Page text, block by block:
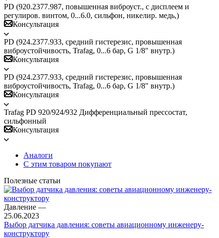
PD (920.2377.987, повышенная виброуст., c дисплеем и
регулиров. винтом, 0...6.0, сильфон, никелир. медь,)
Консультация
PD (924.2377.933, средний гистерезис, провышенная
виброустойчивость, Trafag, 0...6 бар, G 1/8" внутр.)
Консультация
PD (924.2377.933, средний гистерезис, провышенная
виброустойчивость, Trafag, 0...6 бар, G 1/8" внутр.)
Консультация
Trafag PD 920/924/932 Дифференциальный прессостат,
сильфонный
Консультация
Аналоги
С этим товаром покупают
Полезные статьи
Давление —
25.06.2023
Выбор датчика давления: советы авиационному инженеру-
конструктору